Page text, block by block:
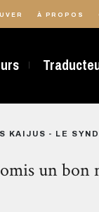
À PROPOS
KAIJUS - LE
un bon